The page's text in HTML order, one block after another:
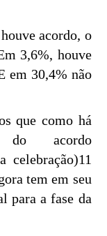
acordo, o
3,6%, houve
em 30,4% não
que como há
do acordo
celebração)11
tem em seu
para a fase da